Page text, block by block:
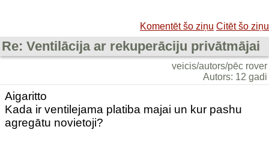
Komentēt šo ziņu Citēt šo ziņu
Re: Ventilācija ar rekuperāciju privātmājai
veicis/autors/pēc rover
Autors: 12 gadi
Aigaritto
Kada ir ventilejama platiba majai un kur pashu
agregātu novietoji?